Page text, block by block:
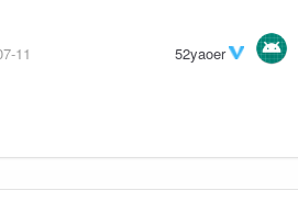
11 52yaoer